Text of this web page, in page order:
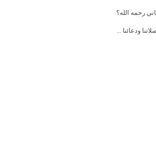
رحمه الله؟
ودعائنا ...